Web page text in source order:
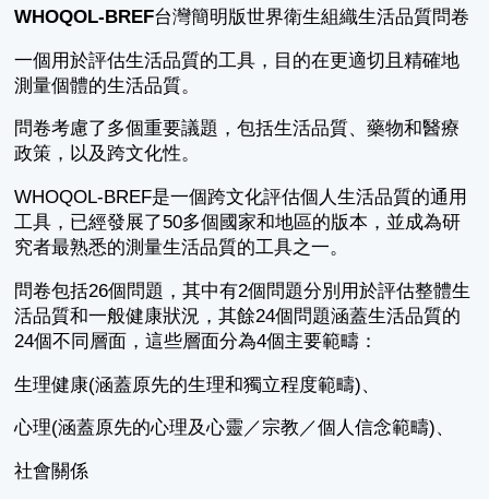
WHOQOL-BREF台灣簡明版世界衛生組織生活品質問卷
一個用於評估生活品質的工具，目的在更適切且精確地
測量個體的生活品質。
問卷考慮了多個重要議題，包括生活品質、藥物和醫療
政策，以及跨文化性。
WHOQOL-BREF是一個跨文化評估個人生活品質的通用
工具，已經發展了50多個國家和地區的版本，並成為研
究者最熟悉的測量生活品質的工具之一。
問卷包括26個問題，其中有2個問題分別用於評估整體生
活品質和一般健康狀況，其餘24個問題涵蓋生活品質的
24個不同層面，這些層面分為4個主要範疇：
生理健康(涵蓋原先的生理和獨立程度範疇)、
心理(涵蓋原先的心理及心靈／宗教／個人信念範疇)、
社會關係